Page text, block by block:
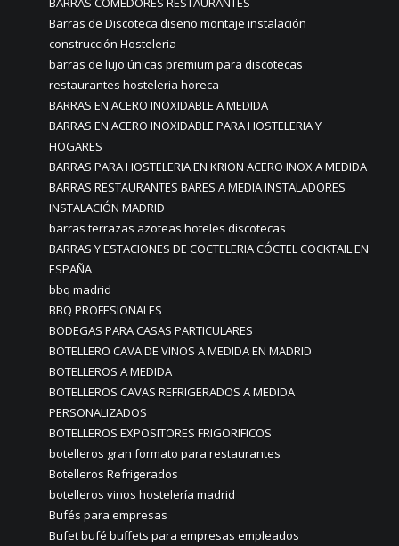
Barras de Discoteca diseño montaje instalación
construcción Hosteleria
barras de lujo únicas premium para discotecas
restaurantes hosteleria horeca
BARRAS EN ACERO INOXIDABLE A MEDIDA
BARRAS EN ACERO INOXIDABLE PARA HOSTELERIA Y
HOGARES
BARRAS PARA HOSTELERIA EN KRION ACERO INOX A MEDIDA
BARRAS RESTAURANTES BARES A MEDIA INSTALADORES
INSTALACIÓN MADRID
barras terrazas azoteas hoteles discotecas
BARRAS Y ESTACIONES DE COCTELERIA CÓCTEL COCKTAIL EN
ESPAÑA
bbq madrid
BBQ PROFESIONALES
BODEGAS PARA CASAS PARTICULARES
BOTELLERO CAVA DE VINOS A MEDIDA EN MADRID
BOTELLEROS A MEDIDA
BOTELLEROS CAVAS REFRIGERADOS A MEDIDA
PERSONALIZADOS
BOTELLEROS EXPOSITORES FRIGORIFICOS
botelleros gran formato para restaurantes
Botelleros Refrigerados
botelleros vinos hostelería madrid
Bufés para empresas
Bufet bufé buffets para empresas empleados